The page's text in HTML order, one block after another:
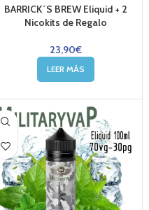
BARRICK´S BREW Eliquid + 2
Nicokits de Regalo
23,90€
LEER MÁS